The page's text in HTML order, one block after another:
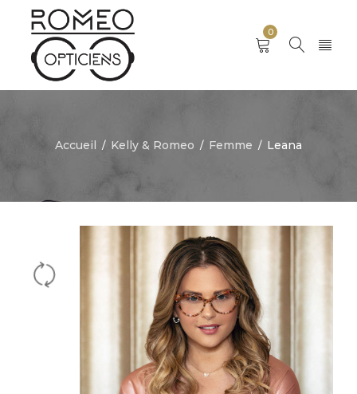
0
Accueil / Kelly & Romeo / Femme / Leana